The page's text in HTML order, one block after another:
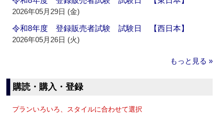
2026年05月29日 (金)
令和8年度 登録販売者試験 試験日 【西日本】
2026年05月26日 (火)
もっと見る »
購読・購入・登録
プランいろいろ、スタイルに合わせて選択